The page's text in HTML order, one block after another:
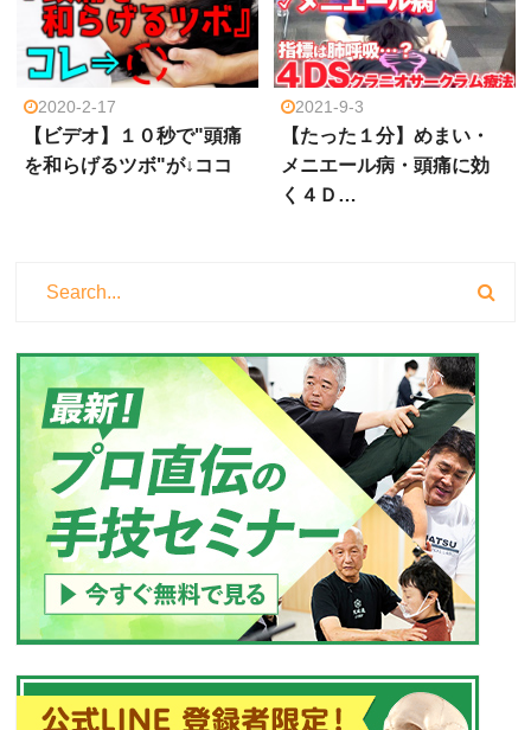
2020-2-17
【ビデオ】１０秒で"頭痛
を和らげるツボ"が↓ココ
2021-9-3
【たった１分】めまい・
メニエール病・頭痛に効
く４Ｄ…